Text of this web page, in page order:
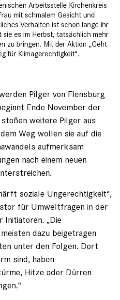
Arbeitsstelle Kirchenkreis
mit schmalem Gesicht und
Verhalten ist schon lange ihr
es im Herbst, tatsächlich mehr
zu bringen. Mit der Aktion „Geht
für Klimagerechtigkeit“.
Pilger von Flensburg
Ende November der
weitere Pilger aus
Weg wollen sie auf die
aufmerksam
nach einem neuen
soziale Ungerechtigkeit“,
für Umweltfragen in der
Initiatoren. „Die
dazu beigetragen
unter den Folgen. Dort
sind, haben
Hitze oder Dürren